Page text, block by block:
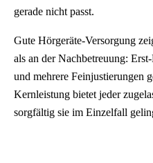
gerade nicht passt.
Gute Hörgeräte-Versorgung
als an der Nachbetreuung:
und mehrere Feinjustierungen
Kernleistung bietet jeder
sorgfältig sie im Einzelfall